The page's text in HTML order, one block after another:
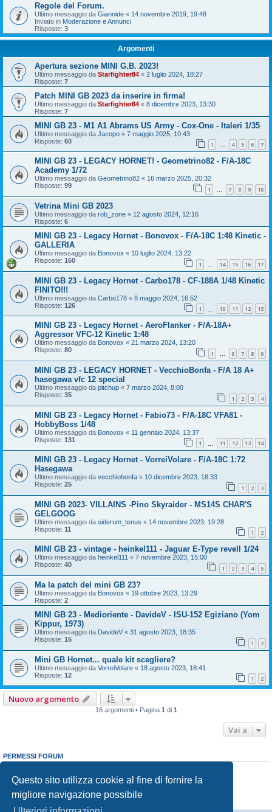
Questo sito utilizza cookie al fine di fornire la
migliore navigazione possibile
Regole del Forum.
Ultimo messaggio da Giannide « 14 novembre 2019, 19:48
Inviato in Moderazione e Annunci
Risposte: 3
Argomenti
Apertura sezione MINI G.B. 2023!
Ultimo messaggio da Starfighter84 « 2 luglio 2024, 18:27
Risposte: 7
Patch MINI GB 2023 da inserire in firma!
Ultimo messaggio da Starfighter84 « 8 dicembre 2023, 13:30
Risposte: 7
MINI GB 23 - M1 A1 Abrams US Army - Cox-One - Italeri 1/35
Ultimo messaggio da Jacopo « 7 maggio 2025, 10:43
Risposte: 60 1 4 5 6 7
MINI GB 23 - LEGACY HORNET! - Geometrino82 - F/A-18C
Academy 1/72
Ultimo messaggio da Geometrino82 « 16 marzo 2025, 20:32
Risposte: 99 1 … 7 8 9 10
Vetrina Mini GB 2023
Ultimo messaggio da rob_zone « 12 agosto 2024, 12:16
Risposte: 6
MINI GB 23 - Legacy Hornet - Bonovox - F/A-18C 1:48 Kinetic -
GALLERIA
Ultimo messaggio da Bonovox « 10 luglio 2024, 13:22
Risposte: 160 1 … 14 15 16 17
MINI GB 23 - Legacy Hornet - Carbo178 - CF-188A 1/48 Kinetic
FINITO!!!
Ultimo messaggio da Carbo178 « 8 maggio 2024, 16:52
Risposte: 126 1 10 11 12 13
MINI GB 23 - Legacy Hornet - AeroFlanker - F/A-18A+
Aggressor VFC-12 Kinetic 1:48
Ultimo messaggio da Bonovox « 21 marzo 2024, 13:20
Risposte: 80 1 … 6 7 8 9
MINI GB 23 - LEGACY HORNET - VecchioBonfa - F/A 18 A+
hasegawa vfc 12 special
Ultimo messaggio da pitchup « 7 marzo 2024, 8:00
Risposte: 35 1 2 3 4
MINI GB 23 - Legacy Hornet - Fabio73 - F/A-18C VFA81 -
HobbyBoss 1/48
Ultimo messaggio da Bonovox « 11 gennaio 2024, 13:37
Risposte: 131 1 11 12 13 14
MINI GB 23 - Legacy Hornet - VorreiVolare - F/A-18C 1:72
Hasegawa
Ultimo messaggio da vecchiobonfa « 10 dicembre 2023, 18:33
Risposte: 25 1 2 3
MINI GB 2023- VILLAINS -Pino Skyraider - MS14S CHAR'S
GELGOOG
Ultimo messaggio da siderum_tenus « 14 novembre 2023, 19:28
Risposte: 11 1 2
MINI GB 23 - vintage - heinkel111 - Jaguar E-Type revell 1/24
Ultimo messaggio da heinkel111 « 7 novembre 2023, 15:00
Risposte: 40 1 2 3 4 5
Ma la patch del mini GB 23?
Ultimo messaggio da Bonovox « 19 ottobre 2023, 13:29
Risposte: 2
MINI GB 23 - Medioriente - DavideV - ISU-152 Egiziano (Yom
Kippur, 1973)
Ultimo messaggio da DavideV « 31 agosto 2023, 18:35
Risposte: 15 1 2
Mini GB Hornet... quale kit scegliere?
Ultimo messaggio da VorreiVolare « 18 agosto 2023, 18:41
Risposte: 12 1 2
Nuovo argomento
16 argomenti • Pagina 1 di 1
Vai a
PERMESSI FORUM
Non puoi
rispondere negli argomenti
Non puoimodificare i tuoi messaggi
Non puoicancellare i tuoi messaggi
Non puoi
inviare allegati